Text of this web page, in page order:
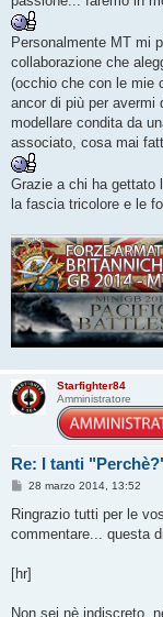
Personalmente MT mi
collaborazione che
(occhio che con le mie
ancor di più per avermi
modellare condita da
associato, cosa mai
Grazie a chi ha gettato
la fascia tricolore e le
Starfighter84
Amministratore
Re: I tanti
M
s
a
i
28 marzo 2014, 13:52
Ringrazio tutti per le
commentare... questa
[hr]
Non sei nè indiscreto,